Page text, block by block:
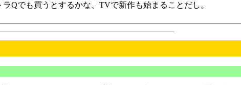
Qでも買うとするかな、TVで新作も始まることだし。